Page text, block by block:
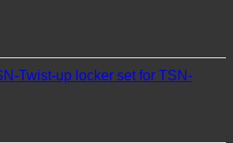
Twist-up locker set for TSN-